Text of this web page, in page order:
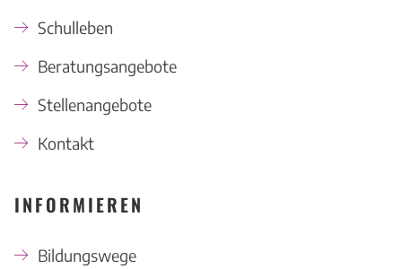
Schulleben
Beratungsangebote
Stellenangebote
Kontakt
INFORMIEREN
Bildungswege